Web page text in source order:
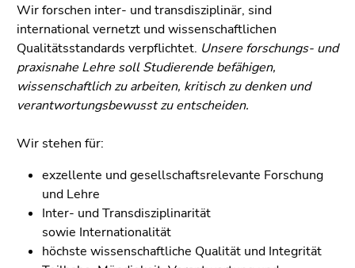
Wir forschen inter- und transdisziplinär, sind
international vernetzt und wissenschaftlichen
Qualitätsstandards verpflichtet. Unsere forschungs- und
praxisnahe Lehre soll Studierende befähigen,
wissenschaftlich zu arbeiten, kritisch zu denken und
verantwortungsbewusst zu entscheiden.
Wir stehen für:
exzellente und gesellschaftsrelevante Forschung
und Lehre
Inter- und Transdisziplinarität
sowie Internationalität
höchste wissenschaftliche Qualität und Integrität